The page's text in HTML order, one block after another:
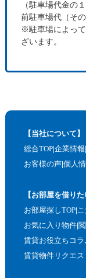
（駐車場代金の
前駐車場代（そ
※駐車場によっ
ざいます。
【当社について】
総合TOP 企業情報
お客様の声 個人
【お部屋を借りた
お部屋探しTOP
お気に入り物件
賃貸お役立ちコラ
賃貸物件リクエス